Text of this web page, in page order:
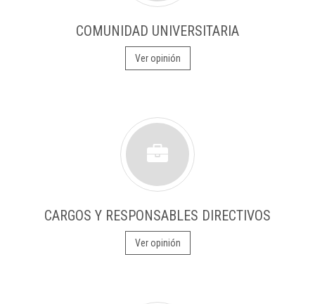
COMUNIDAD UNIVERSITARIA
Ver opinión
CARGOS Y RESPONSABLES DIRECTIVOS
Ver opinión